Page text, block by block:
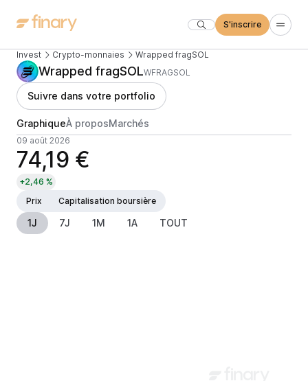
S'inscrire
Invest Crypto-monnaies Wrapped fragSOL
Wrapped fragSOLWFRAGSOL
Suivre dans votre portfolio
GraphiqueÀ proposMarchés
09 août 2026
74,19 €
+2,46 %
Prix
Capitalisation boursière
1J 7J 1M 1A TOUT